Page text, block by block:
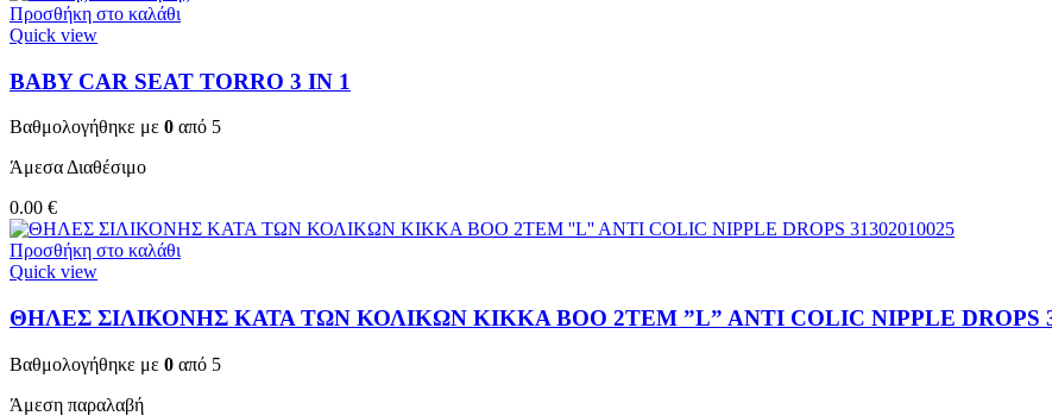
Προσθήκη στο καλάθι
Quick view
BABY CAR SEAT TORRO 3 ΙΝ 1
Βαθμολογήθηκε με 0 από 5
Άμεσα Διαθέσιμο
0.00 €
Προσθήκη στο καλάθι
Quick view
ΘΗΛΕΣ ΣΙΛΙΚΟΝΗΣ ΚΑΤΑ ΤΩΝ ΚΟΛΙΚΩΝ KIKKA BOO 2TEM ”L” ANTI COLIC NIPPLE DROPS
Βαθμολογήθηκε με 0 από 5
Άμεση παραλαβή